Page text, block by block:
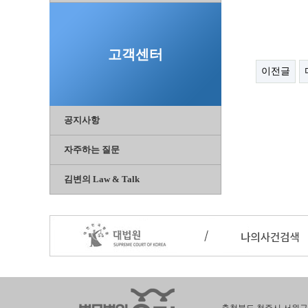
고객센터
공지사항
자주하는 질문
김변의 Law & Talk
이전글